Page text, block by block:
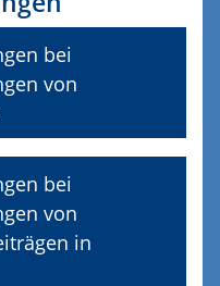
bei
von
bei
von
in